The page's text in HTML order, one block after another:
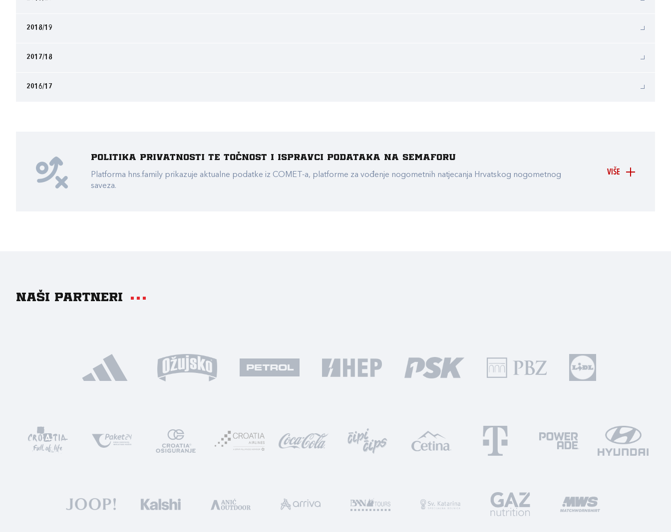
2018/19
2017/18
2016/17
VIŠE
Politika privatnosti te točnost i ispravci podataka na Semaforu
Platforma hns.family prikazuje aktualne podatke iz COMET-a, platforme za vođenje nogometnih natjecanja Hrvatskog nogometnog
saveza.
Naši partneri